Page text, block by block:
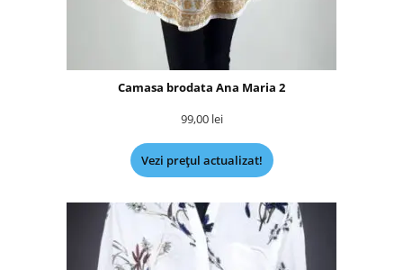
Camasa brodata Ana Maria 2
99,00 lei
Vezi prețul actualizat!